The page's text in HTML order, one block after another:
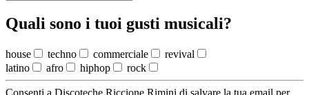
Quali sono i tuoi gusti musicali?
house techno commerciale
revival
latino
afro hiphop rock
Consenti a Discoteche Riccione Rimini di salvare la tua email per